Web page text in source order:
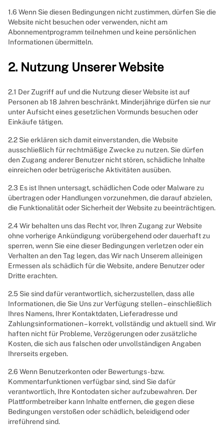
1.6 Wenn Sie diesen Bedingungen nicht zustimmen, dürfen Sie die
Website nicht besuchen oder verwenden, nicht am
Abonnementprogramm teilnehmen und keine persönlichen
Informationen übermitteln.
2. Nutzung Unserer Website
2.1 Der Zugriff auf und die Nutzung dieser Website ist auf
Personen ab 18 Jahren beschränkt. Minderjährige dürfen sie nur
unter Aufsicht eines gesetzlichen Vormunds besuchen oder
Einkäufe tätigen.
2.2 Sie erklären sich damit einverstanden, die Website
ausschließlich für rechtmäßige Zwecke zu nutzen. Sie dürfen
den Zugang anderer Benutzer nicht stören, schädliche Inhalte
einreichen oder betrügerische Aktivitäten ausüben.
2.3 Es ist Ihnen untersagt, schädlichen Code oder Malware zu
übertragen oder Handlungen vorzunehmen, die darauf abzielen,
die Funktionalität oder Sicherheit der Website zu beeinträchtigen.
2.4 Wir behalten uns das Recht vor, Ihren Zugang zur Website
ohne vorherige Ankündigung vorübergehend oder dauerhaft zu
sperren, wenn Sie eine dieser Bedingungen verletzen oder ein
Verhalten an den Tag legen, das Wir nach Unserem alleinigen
Ermessen als schädlich für die Website, andere Benutzer oder
Dritte erachten.
2.5 Sie sind dafür verantwortlich, sicherzustellen, dass alle
Informationen, die Sie Uns zur Verfügung stellen – einschließlich
Ihres Namens, Ihrer Kontaktdaten, Lieferadresse und
Zahlungsinformationen – korrekt, vollständig und aktuell sind. Wir
haften nicht für Probleme, Verzögerungen oder zusätzliche
Kosten, die sich aus falschen oder unvollständigen Angaben
Ihrerseits ergeben.
2.6 Wenn Benutzerkonten oder Bewertungs- bzw.
Kommentarfunktionen verfügbar sind, sind Sie dafür
verantwortlich, Ihre Kontodaten sicher aufzubewahren. Der
Plattformbetreiber kann Inhalte entfernen, die gegen diese
Bedingungen verstoßen oder schädlich, beleidigend oder
irreführend sind.